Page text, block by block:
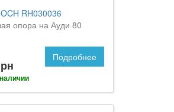
RH030036
опора на Ауди 80
Подробнее